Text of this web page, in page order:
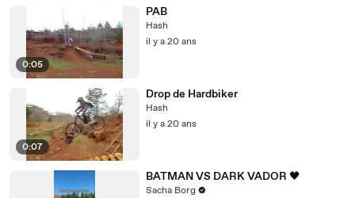
0:05
PAB
Hash
il y a 20 ans
0:07
Drop de Hardbiker
Hash
il y a 20 ans
BATMAN VS DARK VADOR 🖤
Sacha Borg